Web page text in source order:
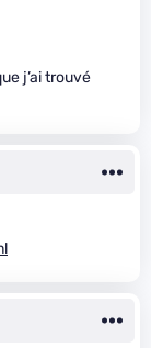
j’ai trouvé